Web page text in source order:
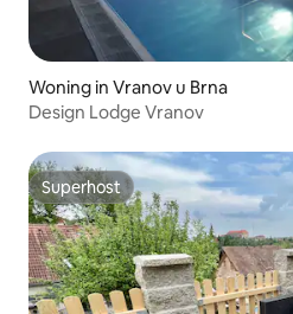
Woning in Vranov u Brna
Design Lodge Vranov
Superhost
Superhost